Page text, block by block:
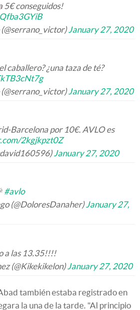
5€ conseguidos!
January 27, 2020
caballero? ¿una taza de té?
January 27, 2020
Barcelona por 10€. AVLO es
2kgjkpzt0Z
January 27, 2020
#avlo
(@DoloresDanaher) January 27,
a las 13.35!!!!
(@Kikekikelon) January 27, 2020
también estaba registrado en
la una de la tarde. "Al principio